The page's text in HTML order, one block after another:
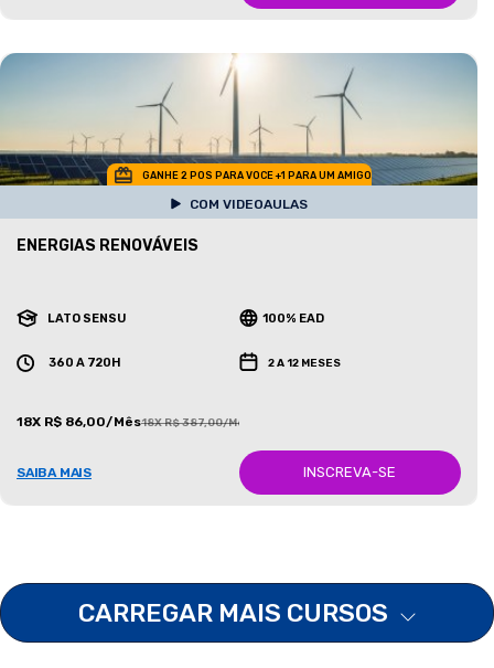
GANHE 2 POS PARA VOCE +1 PARA UM AMIGO
COM VIDEOAULAS
ENERGIAS RENOVÁVEIS
LATO SENSU 100% EAD
360 A 720H 2 A 12 MESES
18X R$ 86,00/Mês18X R$ 387,00/Mês
SAIBA MAIS INSCREVA-SE
CARREGAR MAIS CURSOS